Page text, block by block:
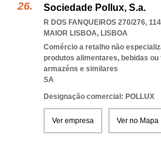
Sociedade Pollux, S.a.
R DOS FANQUEIROS 270/276,
MAIOR LISBOA, LISBOA
Comércio a retalho não
produtos alimentares, bebidas ou
armazéns e similares
SA
Designação comercial: POLLUX
Ver empresa Ver no Mapa